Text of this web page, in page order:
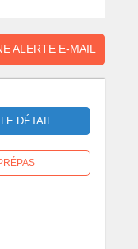
ALERTE E-MAIL
DÉTAIL